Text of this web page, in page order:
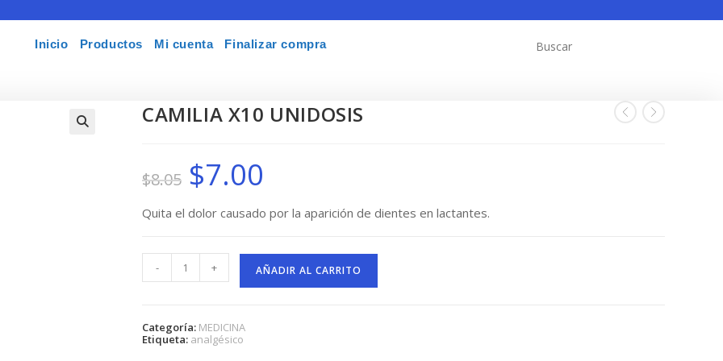
Inicio Productos Mi cuenta Finalizar compra
CAMILIA X10 UNIDOSIS
$8.05
El
precio
original
$8.05.
$7.00
$7.00.
Quita el dolor causado por la aparición de dientes en lactantes.
CAMILIA
X10
UNIDOSIS
- + AÑADIR AL CARRITO
Categoría: MEDICINA
Etiqueta: analgésico